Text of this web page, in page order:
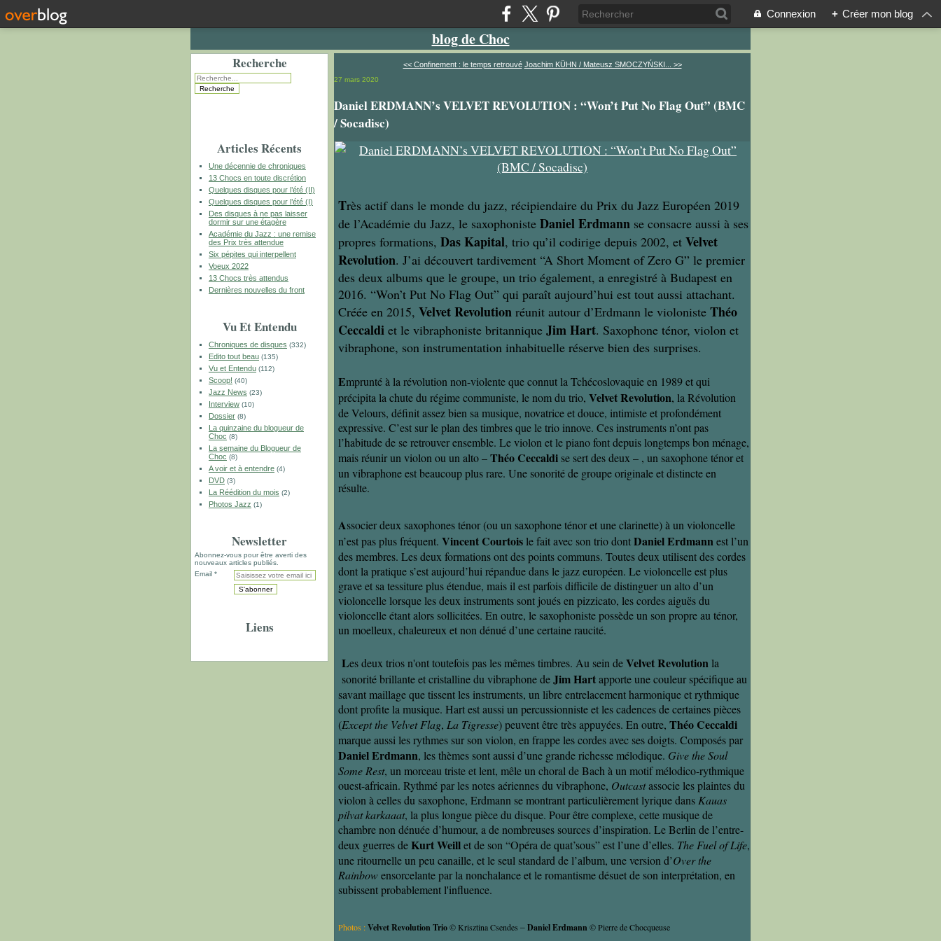
Connexion + Créer mon blog
blog de Choc
Recherche
Articles Récents
Une décennie de chroniques
13 Chocs en toute discrétion
Quelques disques pour l’été (II)
Quelques disques pour l’été (I)
Des disques à ne pas laisser
dormir sur une étagère
Académie du Jazz : une remise
des Prix très attendue
Six pépites qui interpellent
Voeux 2022
13 Chocs très attendus
Dernières nouvelles du front
Vu Et Entendu
Chroniques de disques (332)
Edito tout beau (135)
Vu et Entendu (112)
Scoop! (40)
Jazz News (23)
Interview (10)
Dossier (8)
La quinzaine du blogueur de
Choc (8)
La semaine du Blogueur de
Choc (8)
A voir et à entendre (4)
DVD (3)
La Réédition du mois (2)
Photos Jazz (1)
Newsletter
Abonnez-vous pour être averti des
nouveaux articles publiés.
Email
Liens
<< Confinement : le temps retrouvé Joachim KÜHN / Mateusz SMOCZYŃSKI... >>
27 mars 2020
Daniel ERDMANN’s VELVET REVOLUTION : “Won’t Put No Flag Out” (BMC
/ Socadisc)
Très actif dans le monde du jazz, récipiendaire du Prix du Jazz Européen 2019
de l’Académie du Jazz, le saxophoniste Daniel Erdmann se consacre aussi à ses
propres formations, Das Kapital, trio qu’il codirige depuis 2002, et Velvet
Revolution. J’ai découvert tardivement “A Short Moment of Zero G” le premier
des deux albums que le groupe, un trio également, a enregistré à Budapest en
2016. “Won’t Put No Flag Out” qui paraît aujourd’hui est tout aussi attachant.
Créée en 2015, Velvet Revolution réunit autour d’Erdmann le violoniste Théo
Ceccaldi et le vibraphoniste britannique Jim Hart. Saxophone ténor, violon et
vibraphone, son instrumentation inhabituelle réserve bien des surprises.
Emprunté à la révolution non-violente que connut la Tchécoslovaquie en 1989 et qui
précipita la chute du régime communiste, le nom du trio, Velvet Revolution, la Révolution
de Velours, définit assez bien sa musique, novatrice et douce, intimiste et profondément
expressive. C’est sur le plan des timbres que le trio innove. Ces instruments n’ont pas
l’habitude de se retrouver ensemble. Le violon et le piano font depuis longtemps bon ménage,
mais réunir un violon ou un alto –Théo Ceccaldi se sert des deux – , un saxophone ténor et
un vibraphone est beaucoup plus rare. Une sonorité de groupe originale et distincte en
résulte.
Associer deux saxophones ténor (ou un saxophone ténor et une clarinette) à un violoncelle
n’est pas plus fréquent. Vincent Courtoisle fait avec son trio dontDaniel Erdmannest l’un
des membres. Les deux formations ont des points communs. Toutes deux utilisent des cordes
dont la pratique s’est aujourd’hui répandue dans le jazz européen. Le violoncelle est plus
grave et sa tessiture plus étendue, mais il est parfois difficile de distinguer un alto d’un
violoncelle lorsque les deux instruments sont joués en pizzicato, les cordes aiguës du
violoncelle étant alors sollicitées. En outre, le saxophoniste possède un son propre au ténor,
un moelleux, chaleureux et non dénué d’une certaine raucité.
Les deux trios n'ont toutefois pas les mêmes timbres. Au sein deVelvet Revolutionla
sonorité brillante et cristalline du vibraphone deJim Hartapporte une couleur spécifique au
savant maillage que tissent les instruments, un libre entrelacement harmonique et rythmique
dont profite la musique. Hart est aussi un percussionniste et les cadences de certaines pièces
(Except the Velvet Flag, La Tigresse) peuvent être très appuyées. En outre, Théo Ceccaldi
marque aussi les rythmes sur son violon, en frappe les cordes avec ses doigts. Composés par
Daniel Erdmann, les thèmes sont aussi d’une grande richesse mélodique. Give the Soul
Some Rest, un morceau triste et lent, mêle un choral de Bach à un motif mélodico-rythmique
ouest-africain. Rythmé par les notes aériennes du vibraphone, Outcastassocie les plaintes du
violon à celles du saxophone, Erdmann se montrant particulièrement lyrique dansKauas
pilvat karkaaat, la plus longue pièce du disque. Pour être complexe, cette musique de
chambre non dénuée d’humour, a de nombreuses sources d’inspiration. Le Berlin de l’entre-
deux guerres deKurt Weillet de son “Opéra de quat’sous” est l’une d’elles. The Fuel of Life,
une ritournelle un peu canaille, et le seul standard de l’album, une version d’Over the
Rainbow ensorcelante par la nonchalance et le romantisme désuet de son interprétation, en
subissent probablement l'influence.
Photos :Velvet Revolution Trio© Krisztina Csendes – Daniel Erdmann © Pierre de Chocqueuse